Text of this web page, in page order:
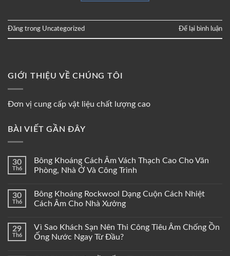
Đăng trong Uncategorized Để lại bình luận
GIỚI THIỆU VỀ CHÚNG TÔI
Đơn vị cung cấp vật liệu chất lượng cao
BÀI VIẾT GẦN ĐÂY
30
Th6
Bông Khoáng Cách Âm Vách Thạch Cao Cho Văn
Phòng, Nhà Ở Và Công Trình
30
Th6
Bông Khoáng Rockwool Dạng Cuộn Cách Nhiệt
Cách Âm Cho Nhà Xưởng
29
Th6
Vì Sao Khách Sạn Nên Thi Công Tiêu Âm Chống Ồn
Ống Nước Ngay Từ Đầu?